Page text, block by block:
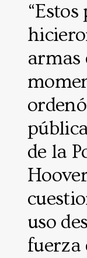
armas
de la
uso
fuerza